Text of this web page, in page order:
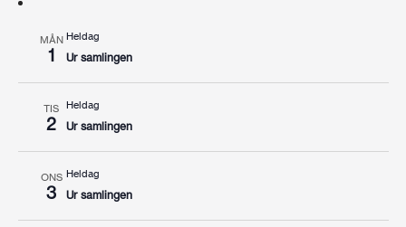
MÅN
1
Heldag
Ur samlingen
TIS
2
Heldag
Ur samlingen
ONS
3
Heldag
Ur samlingen